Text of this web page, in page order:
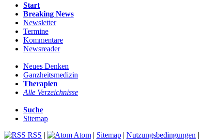
Start
Breaking News
Newsletter
Termine
Kommentare
Newsreader
Neues Denken
Ganzheitsmedizin
Therapien
Alle Verzeichnisse
Suche
Sitemap
RSS | Atom | Sitemap | Nutzungsbedingungen |